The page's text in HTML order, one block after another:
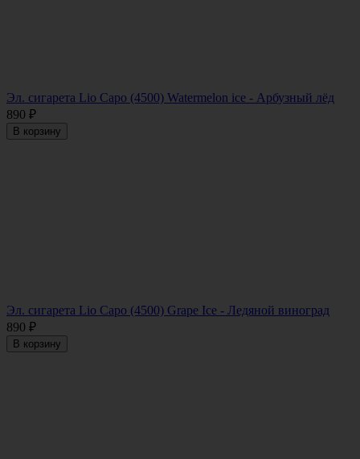
Эл. сигарета Lio Capo (4500) Watermelon ice - Арбузный лёд
890 ₽
В корзину
Эл. сигарета Lio Capo (4500) Grape Ice - Ледяной виноград
890 ₽
В корзину